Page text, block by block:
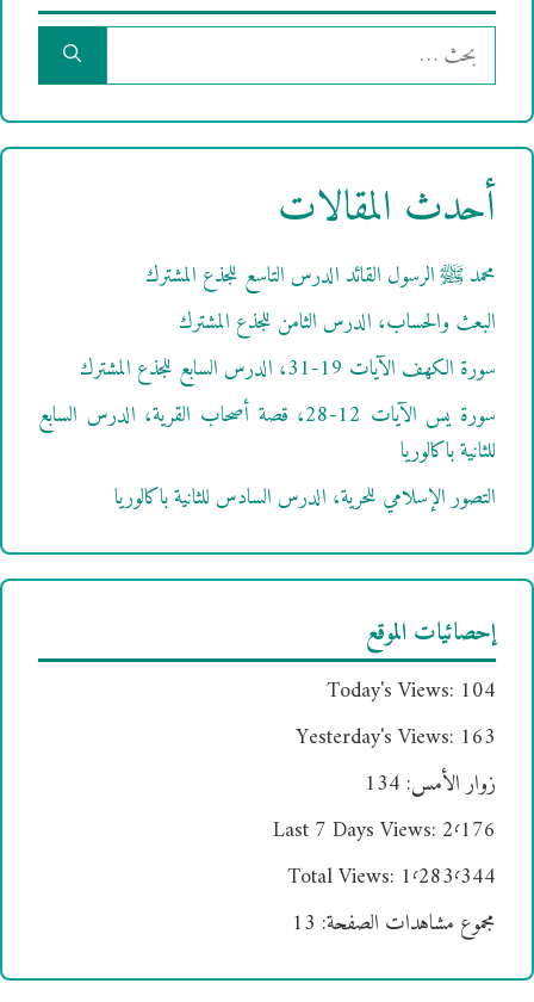
البحث
عن:
أحدث المقالات
محمد ﷺ الرسول القائد الدرس التاسع للجذع المشترك
البعث والحساب، الدرس الثامن للجذع المشترك
سورة الكهف الآيات 19-31، الدرس السابع للجذع المشترك
سورة يس الآيات 12-28، قصة أصحاب القرية، الدرس السابع
للثانية باكالوريا
التصور الإسلامي للحرية، الدرس السادس للثانية باكالوريا
إحصائيات الموقع
Today's Views: 104
Yesterday's Views: 163
زوار الأمس: 134
Last 7 Days Views: 2٬176
Total Views: 1٬283٬344
مجموع مشاهدات الصفحة: 13